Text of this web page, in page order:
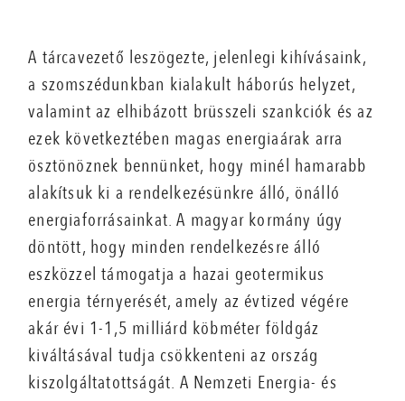
A tárcavezető leszögezte, jelenlegi kihívásaink,
a szomszédunkban kialakult háborús helyzet,
valamint az elhibázott brüsszeli szankciók és az
ezek következtében magas energiaárak arra
ösztönöznek bennünket, hogy minél hamarabb
alakítsuk ki a rendelkezésünkre álló, önálló
energiaforrásainkat. A magyar kormány úgy
döntött, hogy minden rendelkezésre álló
eszközzel támogatja a hazai geotermikus
energia térnyerését, amely az évtized végére
akár évi 1-1,5 milliárd köbméter földgáz
kiváltásával tudja csökkenteni az ország
kiszolgáltatottságát. A Nemzeti Energia- és